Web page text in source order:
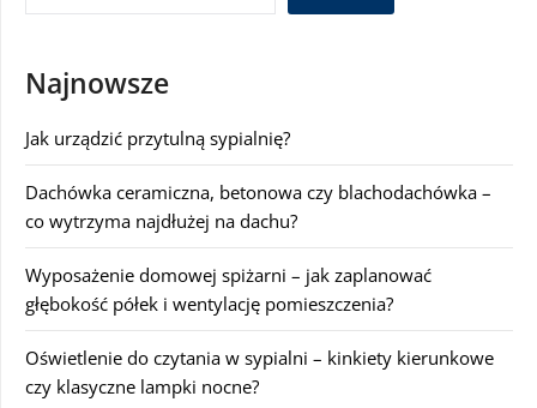
Najnowsze
Jak urządzić przytulną sypialnię?
Dachówka ceramiczna, betonowa czy blachodachówka –
co wytrzyma najdłużej na dachu?
Wyposażenie domowej spiżarni – jak zaplanować
głębokość półek i wentylację pomieszczenia?
Oświetlenie do czytania w sypialni – kinkiety kierunkowe
czy klasyczne lampki nocne?